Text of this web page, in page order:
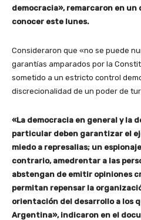
democracia», remarcaron en
conocer este lunes.
Consideraron que «no se puede
garantías amparados por la
sometido a un estricto control
discrecionalidad de un poder de
«La democracia en general y la
particular deben garantizar el
miedo a represalias; un
contrario, amedrentar a las
abstengan de emitir opiniones
permitan repensar la
orientación del desarrollo a los
Argentina», indicaron en el